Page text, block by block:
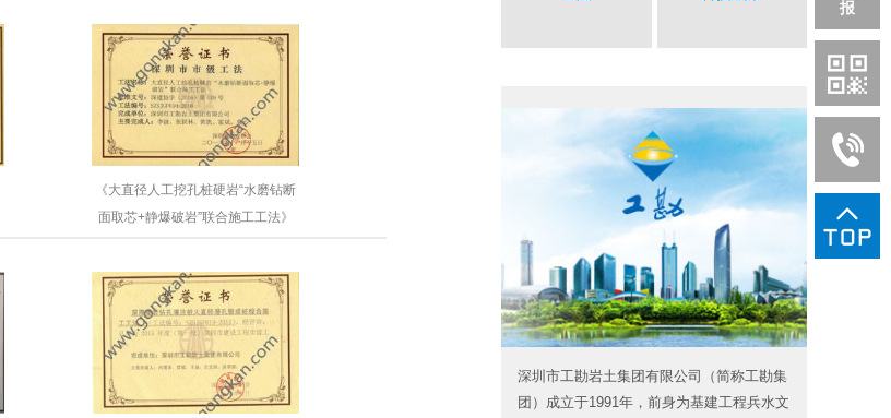
《大直径人工挖孔桩硬岩“水磨钻断
面取芯+静爆破岩”联合施工工法》
深圳市工勘岩土集团有限公司（简称工勘集
团）成立于1991年，前身为基建工程兵水文
报